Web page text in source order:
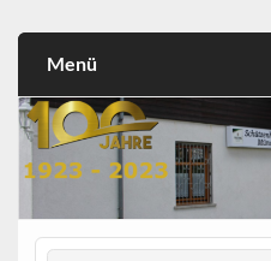
Menü